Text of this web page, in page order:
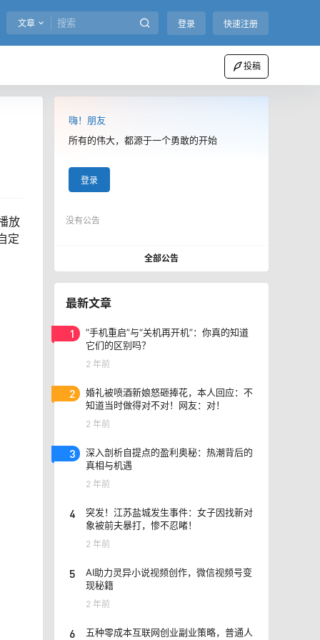
文章 登录 快速注册
投稿
放
定
嗨！朋友
所有的伟大，都源于一个勇敢的开始
登录
没有公告
全部公告
最新文章
1
“手机重启”与“关机再开机”：你真的知道
它们的区别吗？
2 年前
2
婚礼被喷酒新娘怒砸捧花，本人回应：不
知道当时做得对不对！网友：对！
2 年前
3
深入剖析自提点的盈利奥秘：热潮背后的
真相与机遇
2 年前
4
突发！江苏盐城发生事件：女子因找新对
象被前夫暴打，惨不忍睹！
2 年前
5
AI助力灵异小说视频创作，微信视频号变
现秘籍
2 年前
6
五种零成本互联网创业副业策略，普通人